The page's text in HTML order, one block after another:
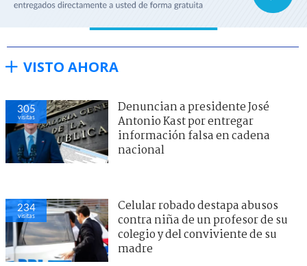
VISTO AHORA
305
visitas
Denuncian a presidente José
Antonio Kast por entregar
información falsa en cadena
nacional
234
visitas
Celular robado destapa abusos
contra niña de un profesor de su
colegio y del conviviente de su
madre